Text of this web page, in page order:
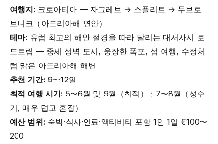
여행지: 크로아티아 — 자그레브 → 스플리트 → 두브로
브니크（아드리아해 연안）
테마: 유럽 최고의 해안 절경을 따라 달리는 대서사시 로
드트립 — 중세 성벽 도시, 웅장한 폭포, 섬 여행, 수정처
럼 맑은 아드리아해 해변
추천 기간: 9〜12일
최적 여행 시기: 5〜6월 및 9월（최적）；7〜8월（성수
기, 매우 덥고 혼잡）
예산 범위: 숙박·식사·연료·액티비티 포함 1인 1일 €100〜
200